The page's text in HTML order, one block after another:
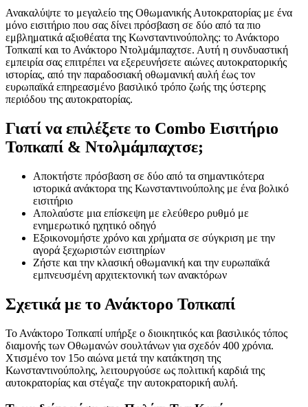
Ανακαλύψτε το μεγαλείο της Οθωμανικής Αυτοκρατορίας με ένα
μόνο εισιτήριο που σας δίνει πρόσβαση σε δύο από τα πιο
εμβληματικά αξιοθέατα της Κωνσταντινούπολης: το Ανάκτορο
Τοπκαπί και το Ανάκτορο Ντολμάμπαχτσε. Αυτή η συνδυαστική
εμπειρία σας επιτρέπει να εξερευνήσετε αιώνες αυτοκρατορικής
ιστορίας, από την παραδοσιακή οθωμανική αυλή έως τον
ευρωπαϊκά επηρεασμένο βασιλικό τρόπο ζωής της ύστερης
περιόδου της αυτοκρατορίας.
Γιατί να επιλέξετε το Combo Εισιτήριο
Τοπκαπί & Ντολμάμπαχτσε;
Αποκτήστε πρόσβαση σε δύο από τα σημαντικότερα
ιστορικά ανάκτορα της Κωνσταντινούπολης με ένα βολικό
εισιτήριο
Απολαύστε μια επίσκεψη με ελεύθερο ρυθμό με
ενημερωτικό ηχητικό οδηγό
Εξοικονομήστε χρόνο και χρήματα σε σύγκριση με την
αγορά ξεχωριστών εισιτηρίων
Ζήστε και την κλασική οθωμανική και την ευρωπαϊκά
εμπνευσμένη αρχιτεκτονική των ανακτόρων
Σχετικά με το Ανάκτορο Τοπκαπί
Το Ανάκτορο Τοπκαπί υπήρξε ο διοικητικός και βασιλικός τόπος
διαμονής των Οθωμανών σουλτάνων για σχεδόν 400 χρόνια.
Χτισμένο τον 15ο αιώνα μετά την κατάκτηση της
Κωνσταντινούπολης, λειτουργούσε ως πολιτική καρδιά της
αυτοκρατορίας και στέγαζε την αυτοκρατορική αυλή.